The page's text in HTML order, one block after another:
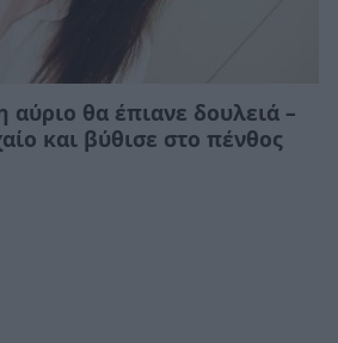
θα έπιανε δουλειά –
και βύθισε στο πένθος